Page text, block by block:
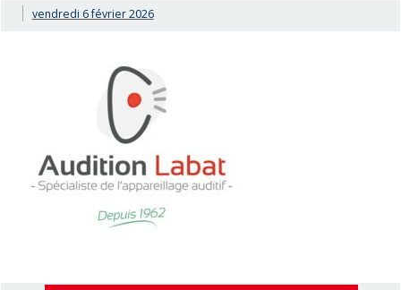
vendredi 6 février 2026